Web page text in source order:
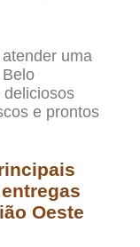
uma
deliciosos
e prontos
Oeste